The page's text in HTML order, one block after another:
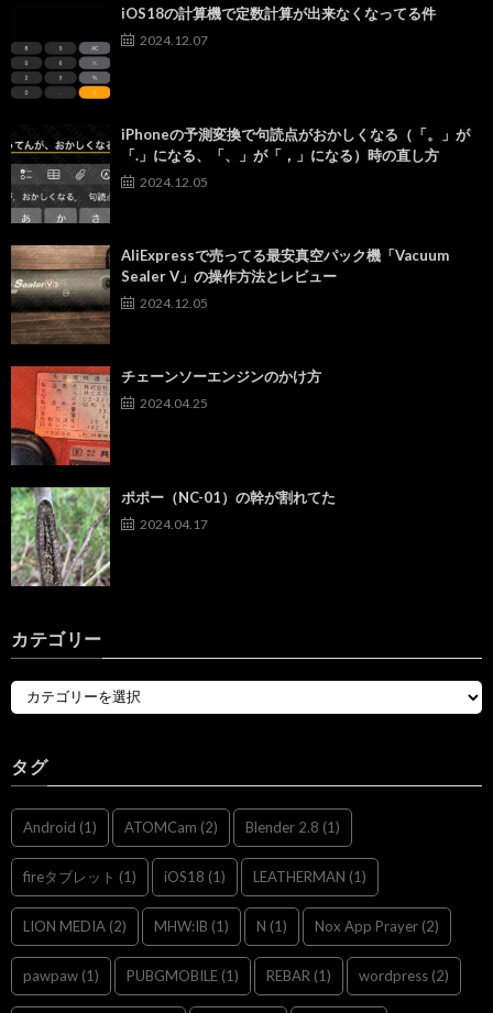
iOS18の計算機で定数計算が出来なくなってる件
2024.12.07
iPhoneの予測変換で句読点がおかしくなる（「。」が
「.」になる、「、」が「，」になる）時の直し方
2024.12.05
AliExpressで売ってる最安真空パック機「Vacuum
Sealer V」の操作方法とレビュー
2024.12.05
チェーンソーエンジンのかけ方
2024.04.25
ポポー（NC-01）の幹が割れてた
2024.04.17
カテゴリー
タグ
Android (1) ATOMCam (2) Blender 2.8 (1)
fireタブレット (1) iOS18 (1) LEATHERMAN (1)
LION MEDIA (2) MHW:IB (1) N (1) Nox App Prayer (2)
pawpaw (1) PUBGMOBILE (1) REBAR (1) wordpress (2)